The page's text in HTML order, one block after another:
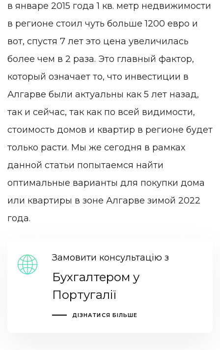
в январе 2015 года 1 кв. метр недвижимости
в регионе стоил чуть больше 1200 евро и
вот, спустя 7 лет это цена увеличилась
более чем в 2 раза. Это главный фактор,
который означает то, что инвестиции в
Алгарве были актуальны как 5 лет назад,
так и сейчас, так как по всей видимости,
стоимость домов и квартир в регионе будет
только расти. Мы же сегодня в рамках
данной статьи попытаемся найти
оптимальные варианты для покупки дома
или квартиры в зоне Алгарве зимой 2022
года.
Замовити консультацію з
Бухгалтером у
Португалії
ДІЗНАТИСЯ БІЛЬШЕ